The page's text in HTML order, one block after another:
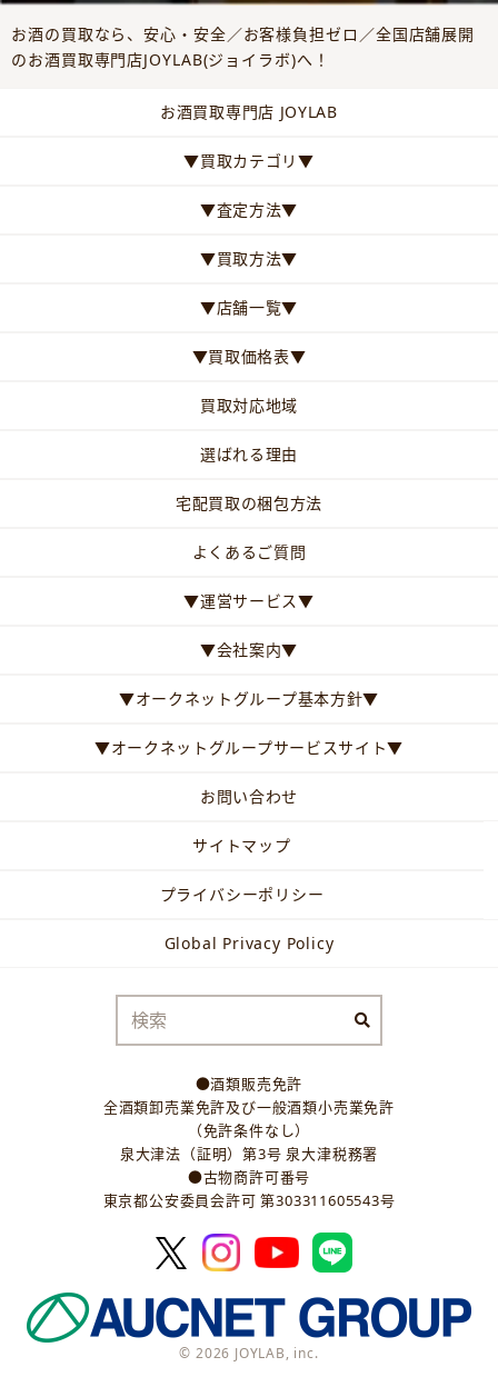
お酒の買取なら、安心・安全／お客様負担ゼロ／全国店舗展開
のお酒買取専門店JOYLAB(ジョイラボ)へ！
お酒買取専門店 JOYLAB
▼買取カテゴリ▼
▼査定方法▼
▼買取方法▼
▼店舗一覧▼
▼買取価格表▼
買取対応地域
選ばれる理由
宅配買取の梱包方法
よくあるご質問
▼運営サービス▼
▼会社案内▼
▼オークネットグループ基本方針▼
▼オークネットグループサービスサイト▼
お問い合わせ
サイトマップ
プライバシーポリシー
Global Privacy Policy
●酒類販売免許
全酒類卸売業免許及び一般酒類小売業免許
（免許条件なし）
泉大津法（証明）第3号 泉大津税務署
●古物商許可番号
東京都公安委員会許可 第303311605543号
© 2026 JOYLAB, inc.